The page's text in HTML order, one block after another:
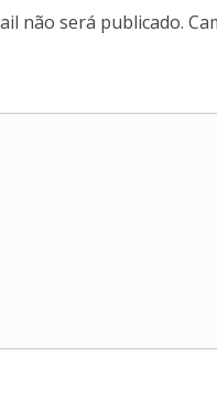
não será publicado.